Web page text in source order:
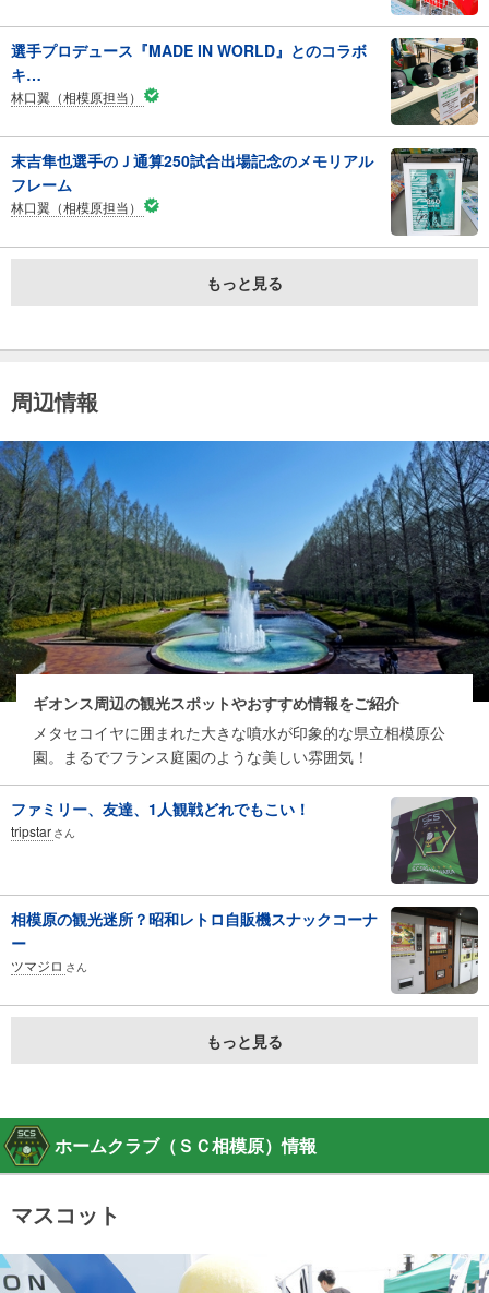
選手プロデュース『MADE IN WORLD』とのコラボ
キ…
林口翼（相模原担当）
末吉隼也選手のＪ通算250試合出場記念のメモリアル
フレーム
林口翼（相模原担当）
もっと見る
周辺情報
ギオンス周辺の観光スポットやおすすめ情報をご紹介
メタセコイヤに囲まれた大きな噴水が印象的な県立相模原公
園。まるでフランス庭園のような美しい雰囲気！
ファミリー、友達、1人観戦どれでもこい！
tripstar さん
相模原の観光迷所？昭和レトロ自販機スナックコーナ
ー
ツマジロ さん
もっと見る
ホームクラブ（ＳＣ相模原）情報
マスコット